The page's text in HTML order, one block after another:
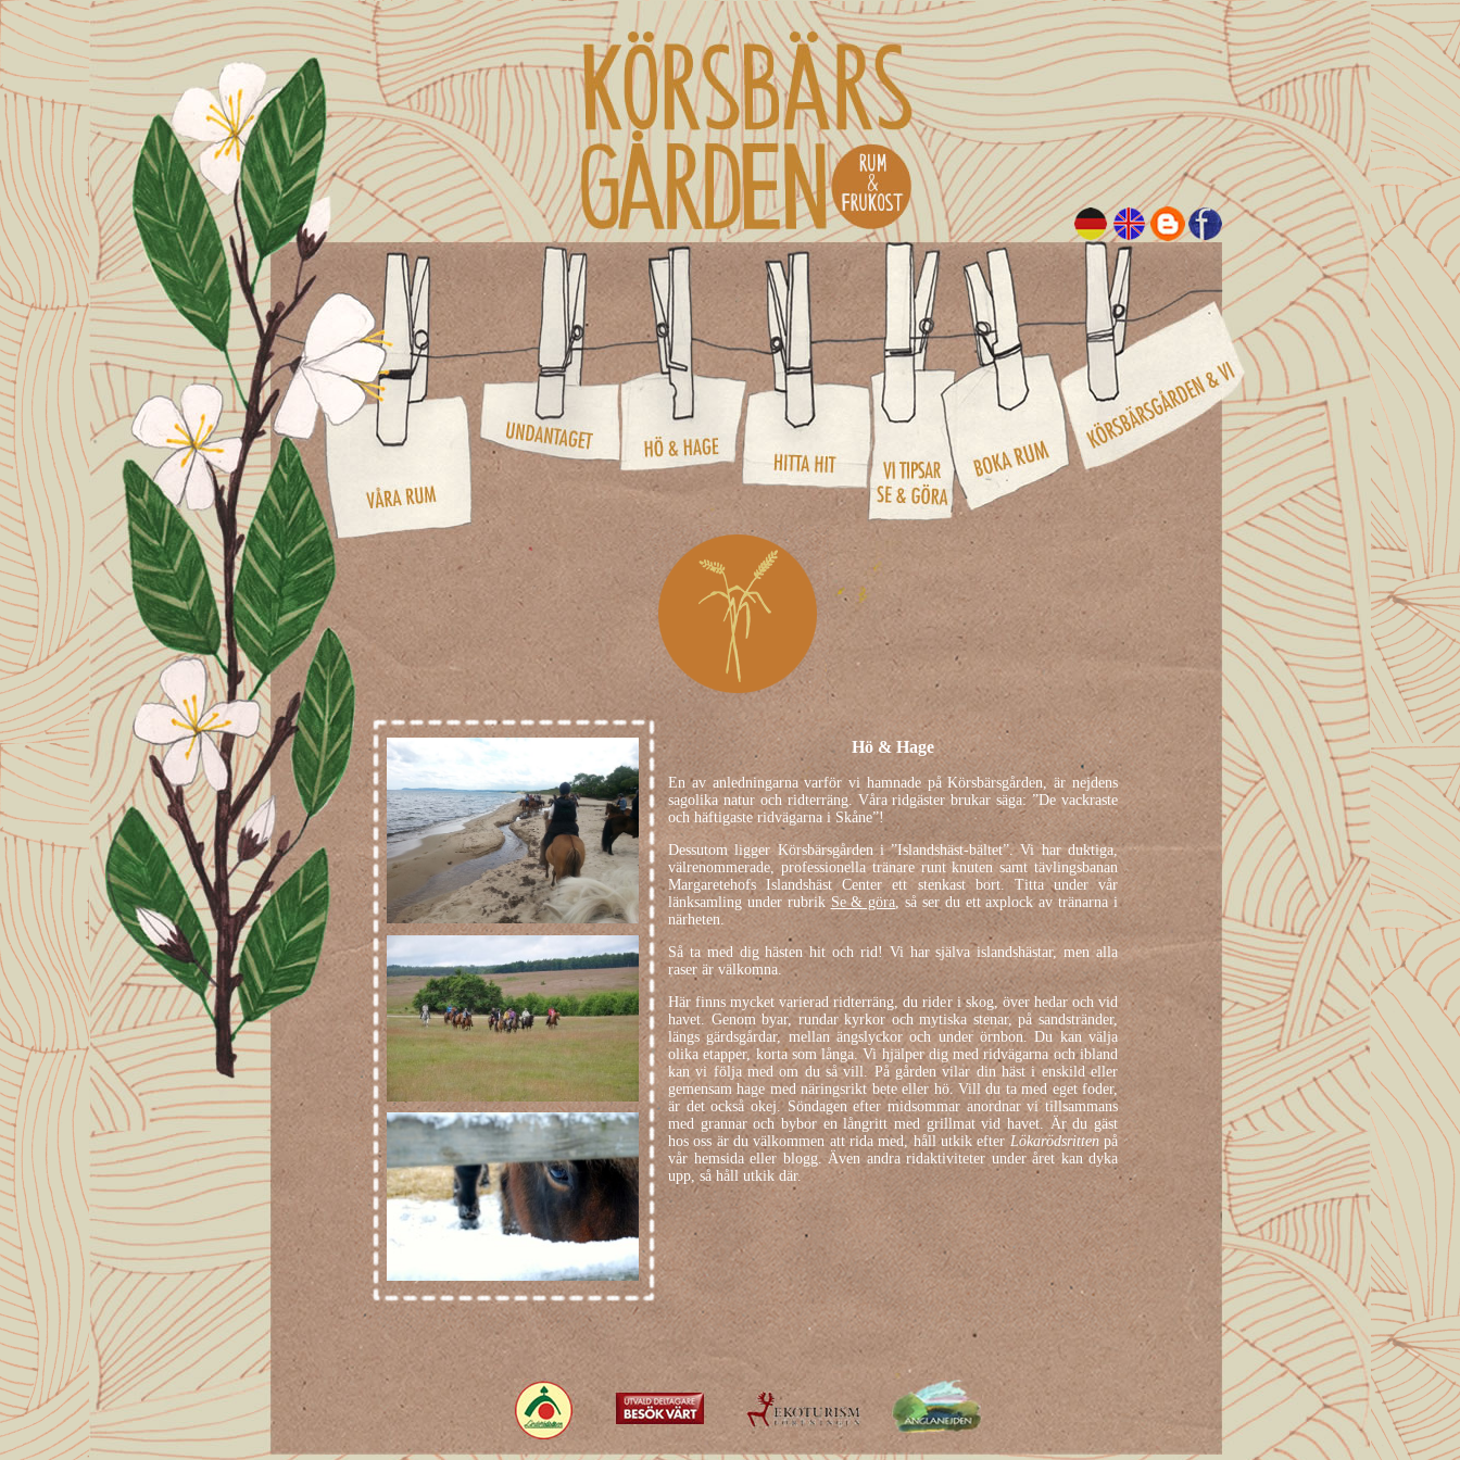
Hö & Hage
En av anledningarna varför vi hamnade på Körsbärsgården, är nejdens
sagolika natur och ridterräng. Våra ridgäster brukar säga: ”De vackraste
och häftigaste ridvägarna i Skåne”!
Dessutom ligger Körsbärsgården i ”Islandshäst-bältet”. Vi har duktiga,
välrenommerade, professionella tränare runt knuten samt tävlingsbanan
Margaretehofs Islandshäst Center ett stenkast bort. Titta under vår
länksamling under rubrikSe & göra, så ser du ett axplock av tränarna i
närheten.
Så ta med dig hästen hit och rid! Vi har själva islandshästar, men alla
raser är välkomna.
Här finns mycket varierad ridterräng, du rider i skog, över hedar och vid
havet. Genom byar, rundar kyrkor och mytiska stenar, på sandstränder,
längs gärdsgårdar, mellan ängslyckor och under örnbon. Du kan välja
olika etapper, korta som långa. Vi hjälper dig med ridvägarna och ibland
kan vi följa med om du så vill. På gården vilar din häst i enskild eller
gemensam hage med näringsrikt bete eller hö. Vill du ta med eget foder,
är det också okej. Söndagen efter midsommar anordnar vi tillsammans
med grannar och bybor en långritt med grillmat vid havet. Är du gäst
hos oss är du välkommen att rida med, håll utkik efterLökarödsrittenpå
vår hemsida eller blogg. Även andra ridaktiviteter under året kan dyka
upp, så håll utkik där.